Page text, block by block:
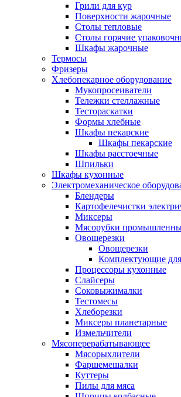
Грили для кур
Поверхности жарочные
Столы тепловые
Столы горячие
Шкафы жарочные
Термосы
Фризеры
Хлебопекарное оборудование
Мукопросеиватели
Тележки стеллажные
Тестораскатки
Формы хлебные
Шкафы пекарские
Шкафы пекарские
Шкафы расстоечные
Шпильки
Шкафы кухонные
Электромеханическое
Блендеры
Картофелечистки
Миксеры
Мясорубки
Овощерезки
Овощерезки
Комплектующие
Процессоры кухонные
Слайсеры
Соковыжималки
Тестомесы
Хлеборезки
Миксеры планетарные
Измельчители
Мясоперерабатывающее
Мясорыхлители
Фаршемешалки
Куттеры
Пилы для мяса